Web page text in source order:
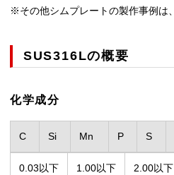
※その他シムプレートの製作事例は、
SUS316Lの概要
化学成分
C Si Mn P S
0.03以下 1.00以下 2.00以下